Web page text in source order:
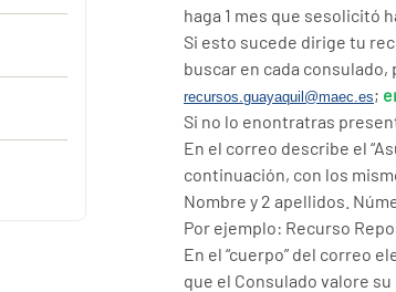
haga 1 mes que sesolicitó
Si esto sucede dirige tu
buscar en cada
recursos.guayaquil@maec.es;
Si no lo enontratras
En el correo describe el
continuación, con los
Nombre y 2 apellidos.
Por ejemplo: Recurso
En el “cuerpo” del correo
que el Consulado valore